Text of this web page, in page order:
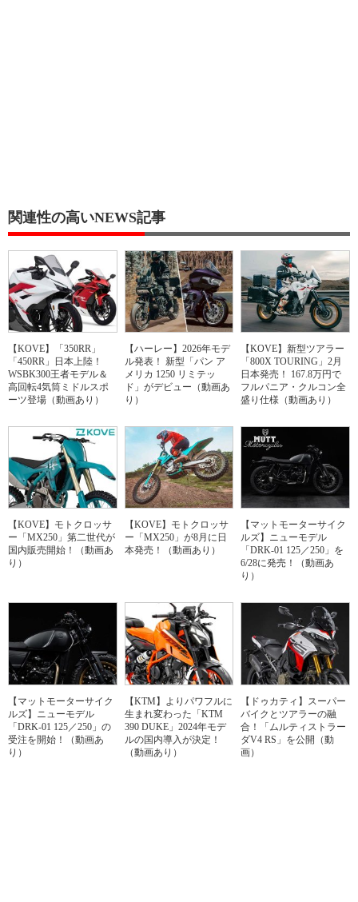
関連性の高いNEWS記事
【KOVE】「350RR」
「450RR」日本上陸！
WSBK300王者モデル＆
高回転4気筒ミドルスポ
ーツ登場（動画あり）
【ハーレー】2026年モデ
ル発表！ 新型「パン ア
メリカ 1250 リミテッ
ド」がデビュー（動画あ
り）
【KOVE】新型ツアラー
「800X TOURING」2月
日本発売！ 167.8万円で
フルパニア・クルコン全
盛り仕様（動画あり）
【KOVE】モトクロッサ
ー「MX250」第二世代が
国内販売開始！（動画あ
り）
【KOVE】モトクロッサ
ー「MX250」が8月に日
本発売！（動画あり）
【マットモーターサイク
ルズ】ニューモデル
「DRK-01 125／250」を
6/28に発売！（動画あ
り）
【マットモーターサイク
ルズ】ニューモデル
「DRK-01 125／250」の
受注を開始！（動画あ
り）
【KTM】よりパワフルに
生まれ変わった「KTM
390 DUKE」2024年モデ
ルの国内導入が決定！
（動画あり）
【ドゥカティ】スーパー
バイクとツアラーの融
合！「ムルティストラー
ダV4 RS」を公開（動
画）